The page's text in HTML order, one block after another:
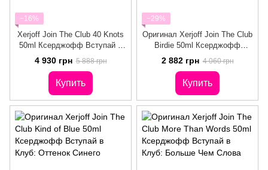
−16%
Xerjoff Join The Club 40 Knots
50ml Ксерджофф Вступай в
Клуб: 40 Узлов
4 930 грн 5 888 грн
Купить
−29%
Оригинал Xerjoff Join The Club
Birdie 50ml Ксерджофф
Вступай в Клуб: Птичка
2 882 грн 4 060 грн
Купить